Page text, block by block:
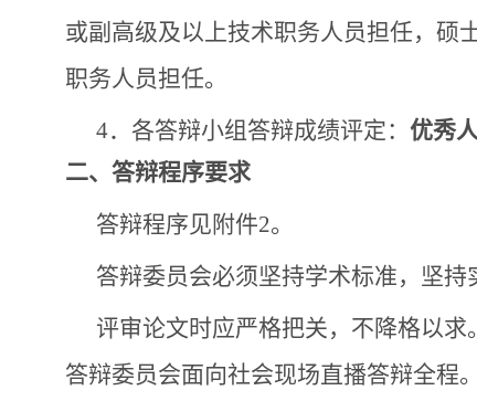
或副高级及以上技术职务人员担任，硕
职务人员担任。
4． 各答辩小组答辩成绩评定： 优秀
二、答辩程序要求
答辩程序见附件2。
答辩委员会必须坚持学术标准，坚持
评审论文时应严格把关，不降格以
答辩委员会面向社会现场直播答辩全程